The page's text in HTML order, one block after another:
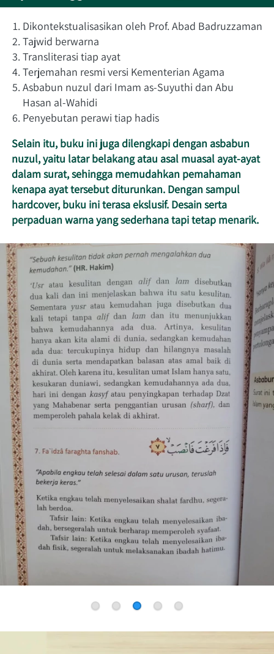
Dikontekstualisasikan oleh Prof. Abad Badruzzaman
Tajwid berwarna
Transliterasi tiap ayat
Terjemahan resmi versi Kementerian Agama
Asbabun nuzul dari Imam as-Suyuthi dan Abu
Hasan al-Wahidi
Penyebutan perawi tiap hadis
Selain itu, buku ini juga dilengkapi dengan asbabun
nuzul, yaitu latar belakang atau asal muasal ayat-ayat
dalam surat, sehingga memudahkan pemahaman
kenapa ayat tersebut diturunkan. Dengan sampul
hardcover, buku ini terasa ekslusif. Desain serta
perpaduan warna yang sederhana tapi tetap menarik.